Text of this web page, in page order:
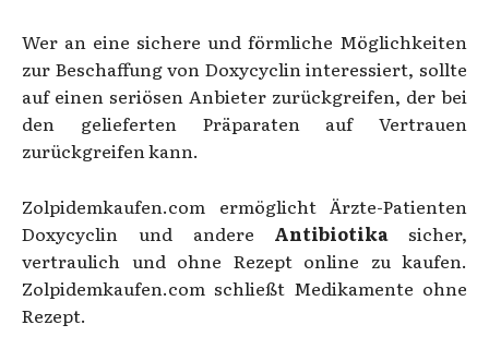
Wer an eine sichere und förmliche Möglichkeiten
zur Beschaffung von Doxycyclin interessiert, sollte
auf einen seriösen Anbieter zurückgreifen, der bei
den gelieferten Präparaten auf Vertrauen
zurückgreifen kann.
Zolpidemkaufen.com ermöglicht Ärzte-Patienten
Doxycyclin und andere Antibiotikasicher,
vertraulich und ohne Rezept online zu kaufen.
Zolpidemkaufen.com schließt Medikamente ohne
Rezept.